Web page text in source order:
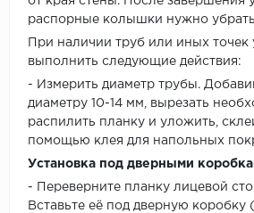
распорные колышки нужно
При наличии труб или иных
выполнить следующие действия:
- Измерить диаметр трубы.
диаметру 10-14 мм, вырезать
распилить планку и уложить,
помощью клея для напольных
Установка под дверными
- Переверните планку лицевой
Вставьте её под дверную коробку